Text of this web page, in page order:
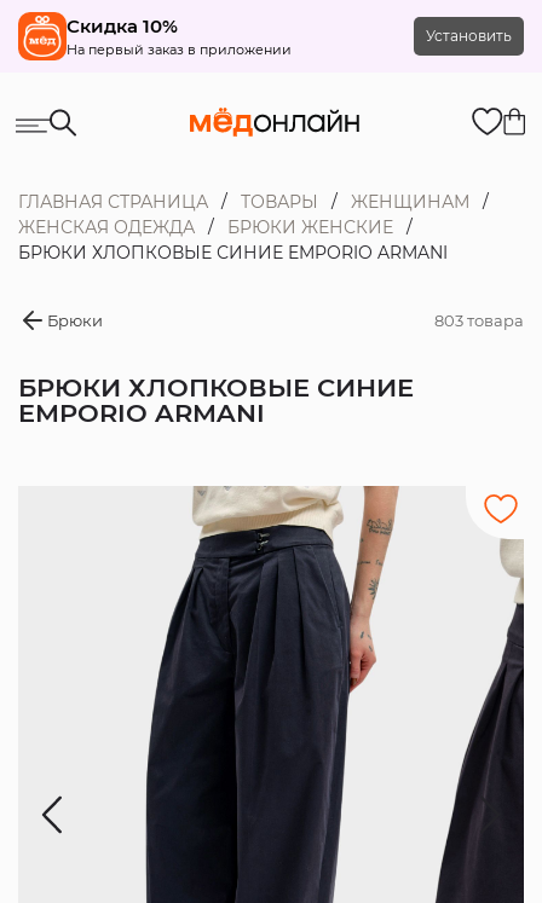
Скидка 10%
На первый заказ в приложении
Установить
ГЛАВНАЯ СТРАНИЦА ТОВАРЫ
ЖЕНЩИНАМ
ЖЕНСКАЯ ОДЕЖДА
БРЮКИ ЖЕНСКИЕ
БРЮКИ ХЛОПКОВЫЕ СИНИЕ EMPORIO ARMANI
Брюки 803 товара
БРЮКИ ХЛОПКОВЫЕ СИНИЕ
EMPORIO ARMANI